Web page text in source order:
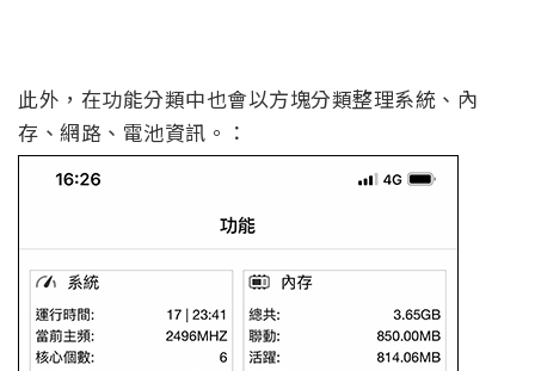
此外，在功能分類中也會以方塊分類整理系統、內
存、網路、電池資訊。：